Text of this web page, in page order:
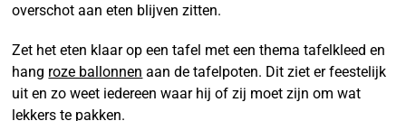
overschot aan eten blijven zitten.
Zet het eten klaar op een tafel met een thema tafelkleed en
hang roze ballonnen aan de tafelpoten. Dit ziet er feestelijk
uit en zo weet iedereen waar hij of zij moet zijn om wat
lekkers te pakken.